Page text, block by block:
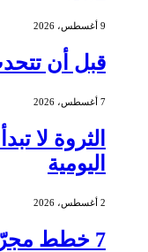
9 أغسطس، 2026
قبل أن
7 أغسطس، 2026
الثروة لا
اليومية
2 أغسطس، 2026
7 خطط مجرّبة لتحسين جودة نومك